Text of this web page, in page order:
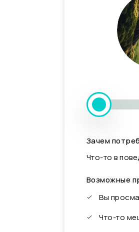
Зачем
Что-то в
Возможные
Вы
Что-то